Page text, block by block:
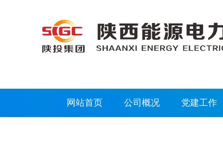
网站首页 公司概况 党建工作